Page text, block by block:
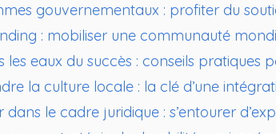
gouvernementaux : profiter du
: mobiliser une communauté
les eaux du succès : conseils pratiques
la culture locale : la clé d’une
dans le cadre juridique : s’entourer